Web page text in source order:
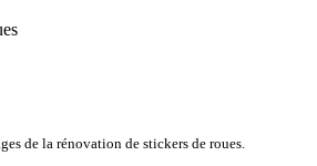
de la rénovation de stickers de roues.